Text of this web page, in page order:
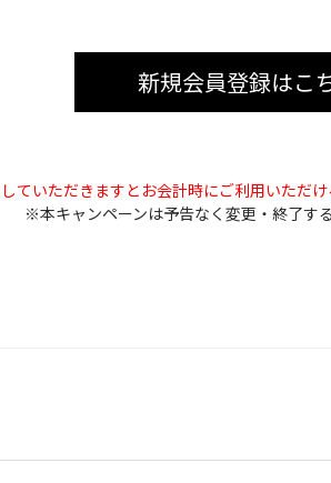
新規会員登録はこ
ていただきますとお会計時にご利用いただけ
※本キャンペーンは予告なく変更・終了す